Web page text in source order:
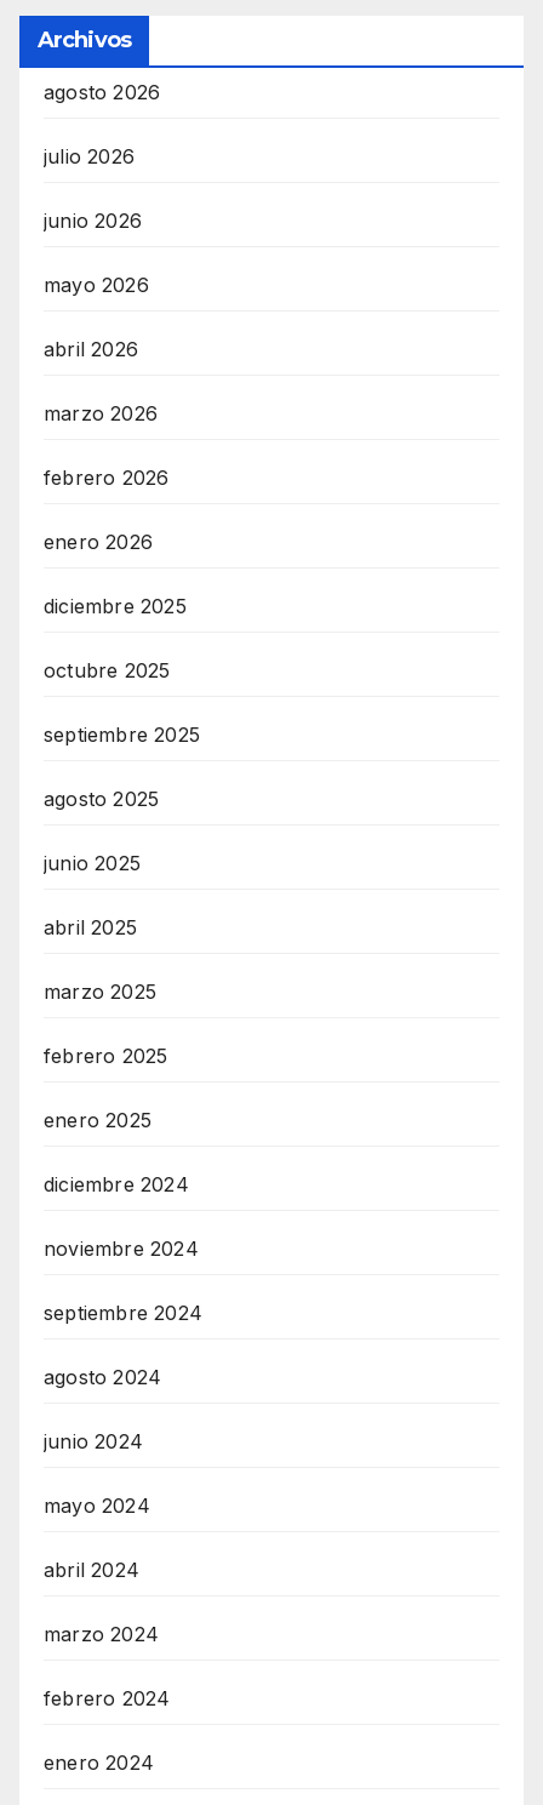
Archivos
agosto 2026
julio 2026
junio 2026
mayo 2026
abril 2026
marzo 2026
febrero 2026
enero 2026
diciembre 2025
octubre 2025
septiembre 2025
agosto 2025
junio 2025
abril 2025
marzo 2025
febrero 2025
enero 2025
diciembre 2024
noviembre 2024
septiembre 2024
agosto 2024
junio 2024
mayo 2024
abril 2024
marzo 2024
febrero 2024
enero 2024